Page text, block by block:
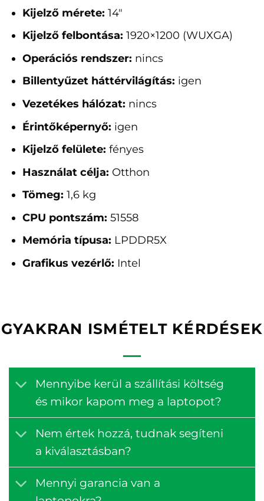
Kijelző mérete: 14"
Kijelző felbontása: 1920×1200 (WUXGA)
Operációs rendszer: nincs
Billentyűzet háttérvilágítás: igen
Vezetékes hálózat: nincs
Érintőképernyő: igen
Kijelző felülete: fényes
Használat célja: Otthon
Tömeg: 1,6 kg
CPU pontszám: 51558
Memória típusa: LPDDR5X
Grafikus vezérlő: Intel
GYAKRAN ISMÉTELT KÉRDÉSEK
Mennyibe kerül a szállítási költség
és mikor kapom meg a laptopot?
Nem értek hozzá, tudnak segíteni
a kiválasztásban?
Mennyi garancia van a